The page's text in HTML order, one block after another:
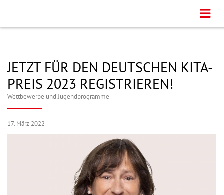
JETZT FÜR DEN DEUTSCHEN KITA-
PREIS 2023 REGISTRIEREN!
Wettbewerbe und Jugendprogramme
17. März 2022